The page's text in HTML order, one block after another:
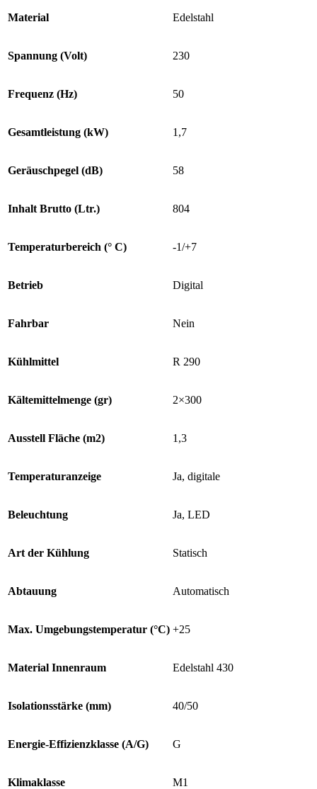
Material Edelstahl
Spannung (Volt) 230
Frequenz (Hz) 50
Gesamtleistung (kW) 1,7
Geräuschpegel (dB) 58
Inhalt Brutto (Ltr.) 804
Temperaturbereich (° C) -1/+7
Betrieb Digital
Fahrbar Nein
Kühlmittel R 290
Kältemittelmenge (gr) 2×300
Ausstell Fläche (m2) 1,3
Temperaturanzeige Ja, digitale
Beleuchtung Ja, LED
Art der Kühlung Statisch
Abtauung Automatisch
Max. Umgebungstemperatur (°C) +25
Material Innenraum Edelstahl 430
Isolationsstärke (mm) 40/50
Energie-Effizienzklasse (A/G) G
Klimaklasse M1